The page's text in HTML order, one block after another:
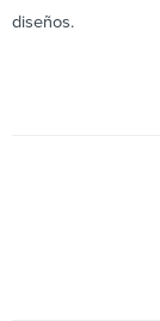
diseños.